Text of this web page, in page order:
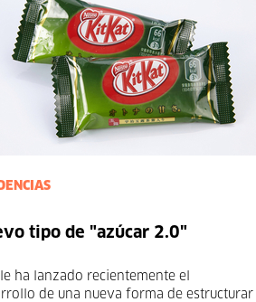
tipo de "azúcar 2.0"
ha lanzado recientemente el
de una nueva forma de estructurar